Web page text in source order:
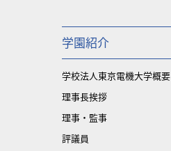
学園紹介
学校法人東京電機大学概要
理事長挨拶
理事・監事
評議員